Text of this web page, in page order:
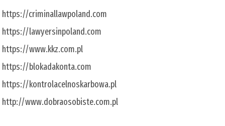
https://criminallawpoland.com
https://lawyersinpoland.com
https://www.kkz.com.pl
https://blokadakonta.com
https://kontrolacelnoskarbowa.pl
http://www.dobraosobiste.com.pl